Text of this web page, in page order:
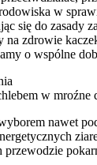
w
się do zasady
na zdrowie
o wspólne
w mroźne
nawet